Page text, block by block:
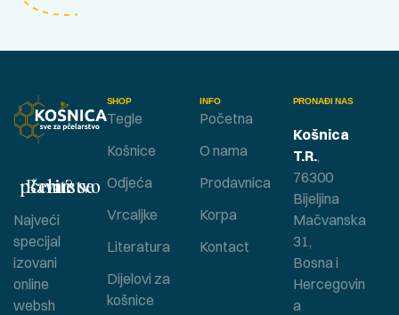
SHOP
Tegle
Košnice
Odjeća
Vrcaljke
Literatura
Dijelovi za
košnice
INFO
Početna
O nama
Prodavnica
Korpa
Kontact
Bavite se pčelarstvom ?
Najveći
specijal
izovani
online
websh
PRONAĐI NAS
Košnica
T.R.,
76300
Bijeljina
Mačvanska
31,
Bosna i
Hercegovin
a